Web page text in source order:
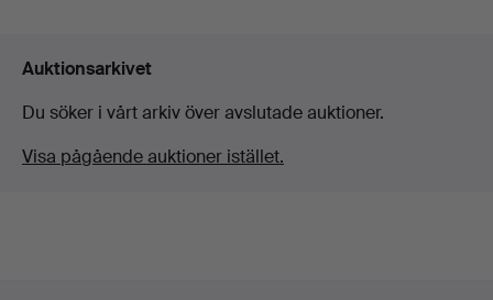
Auktionsarkivet
Du söker i vårt arkiv över avslutade auktioner.
Visa pågående auktioner istället.